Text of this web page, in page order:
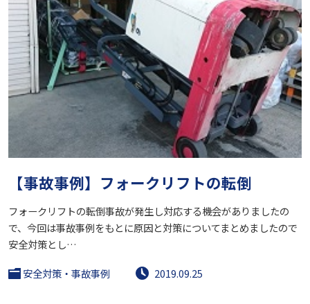
【事故事例】フォークリフトの転倒
フォークリフトの転倒事故が発生し対応する機会がありましたの
で、今回は事故事例をもとに原因と対策についてまとめましたので
安全対策とし…
安全対策・事故事例
2019.09.25